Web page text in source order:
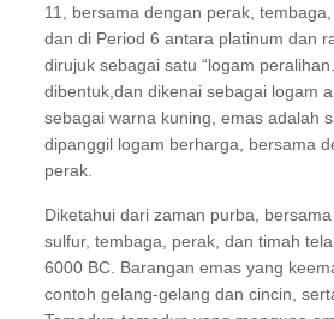
11, bersama dengan perak,
dan di Period 6 antara platinum dan
dirujuk sebagai satu “logam
dibentuk,dan dikenai sebagai logam
sebagai warna kuning, emas adalah
dipanggil logam berharga, bersama
perak.
Diketahui dari zaman purba, bersama
sulfur, tembaga, perak, dan timah
6000 BC. Barangan emas yang
contoh gelang-gelang dan cincin,